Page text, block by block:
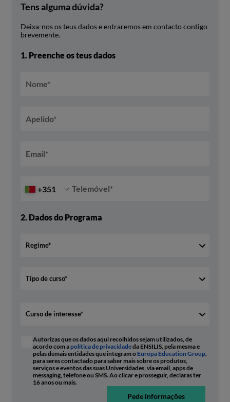
Tens alguma dúvida?
Deixa-nos os teus dados e entraremos em contacto contigo
brevemente.
1. Preenche os teus dados
Nome*
Apelido*
Email*
+351 Telemóvel*
2. Dados do Programa
Autorizas que os dados aqui recolhidos sejam utilizados, de
acordo com apolítica de privacidadeda ENSILIS, pela mesma e
pelas demais entidades que integram o Europa Education Group
para seres contactado para saber mais sobre os produtos,
serviços e eventos das suas Universidades, via email, apps de
messaging, telefone ou SMS. Ao clicar e prosseguir, declaras ter
16 anos ou mais.
Pede informações